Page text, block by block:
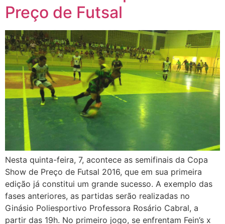
Preço de Futsal
Nesta quinta-feira, 7, acontece as semifinais da Copa
Show de Preço de Futsal 2016, que em sua primeira
edição já constitui um grande sucesso. A exemplo das
fases anteriores, as partidas serão realizadas no
Ginásio Poliesportivo Professora Rosário Cabral, a
partir das 19h. No primeiro jogo, se enfrentam Fein’s x